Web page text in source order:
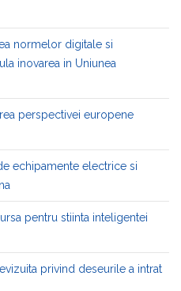
normelor digitale si
inovarea in Uniunea
perspectivei europene
echipamente electrice si
pentru stiinta inteligentei
privind deseurile a intrat